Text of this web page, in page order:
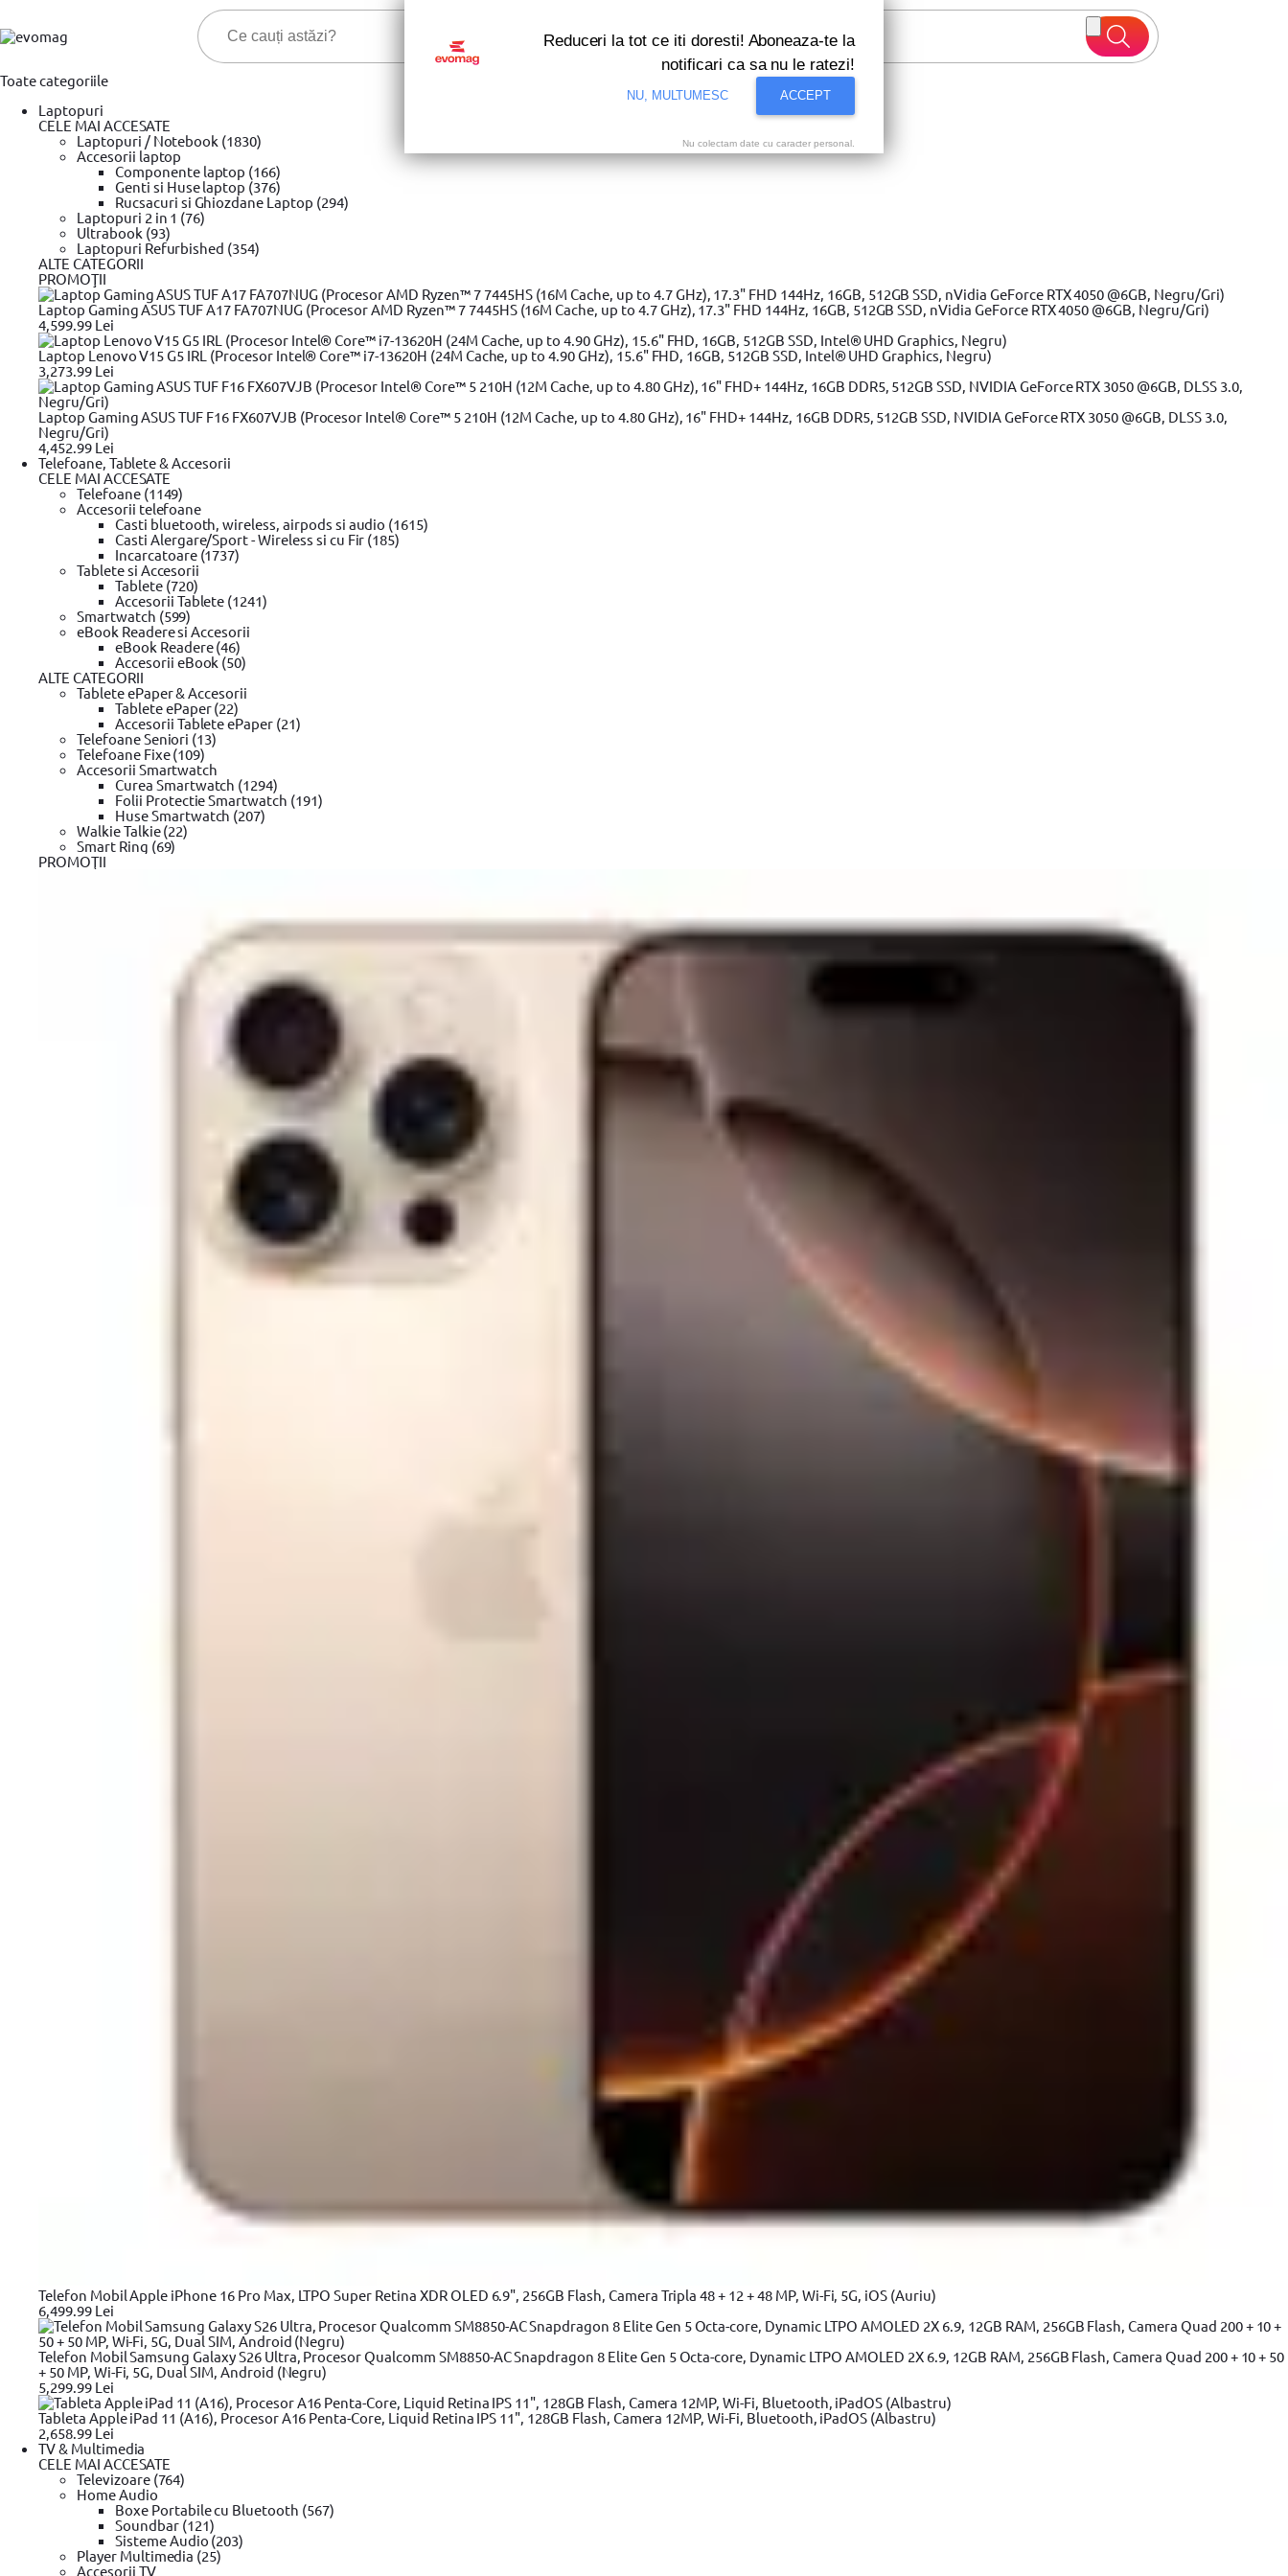
Toate categoriile
Laptopuri
CELE MAI ACCESATE
Laptopuri / Notebook (1830)
Accesorii laptop
Componente laptop (166)
Genti si Huse laptop (376)
Rucsacuri si Ghiozdane Laptop (294)
Laptopuri 2 in 1 (76)
Ultrabook (93)
Laptopuri Refurbished (354)
ALTE CATEGORII
PROMOŢII
Laptop Gaming ASUS TUF A17 FA707NUG (Procesor AMD Ryzen™ 7 7445HS (16M Cache, up to 4.7 GHz), 17.3" FHD 144Hz, 16GB, 512GB SSD, nVidia GeForce RTX 4050 @6GB, Negru/Gri)
4,599.99 Lei
Laptop Lenovo V15 G5 IRL (Procesor Intel® Core™ i7-13620H (24M Cache, up to 4.90 GHz), 15.6" FHD, 16GB, 512GB SSD, Intel® UHD Graphics, Negru)
3,273.99 Lei
Laptop Gaming ASUS TUF F16 FX607VJB (Procesor Intel® Core™ 5 210H (12M Cache, up to 4.80 GHz), 16" FHD+ 144Hz, 16GB DDR5, 512GB SSD, NVIDIA GeForce RTX 3050 @6GB, DLSS 3.0,
Negru/Gri)
4,452.99 Lei
Telefoane, Tablete & Accesorii
CELE MAI ACCESATE
Telefoane (1149)
Accesorii telefoane
Casti bluetooth, wireless, airpods si audio (1615)
Casti Alergare/Sport - Wireless si cu Fir (185)
Incarcatoare (1737)
Tablete si Accesorii
Tablete (720)
Accesorii Tablete (1241)
Smartwatch (599)
eBook Readere si Accesorii
eBook Readere (46)
Accesorii eBook (50)
ALTE CATEGORII
Tablete ePaper & Accesorii
Tablete ePaper (22)
Accesorii Tablete ePaper (21)
Telefoane Seniori (13)
Telefoane Fixe (109)
Accesorii Smartwatch
Curea Smartwatch (1294)
Folii Protectie Smartwatch (191)
Huse Smartwatch (207)
Walkie Talkie (22)
Smart Ring (69)
PROMOŢII
Telefon Mobil Apple iPhone 16 Pro Max, LTPO Super Retina XDR OLED 6.9", 256GB Flash, Camera Tripla 48 + 12 + 48 MP, Wi-Fi, 5G, iOS (Auriu)
6,499.99 Lei
Telefon Mobil Samsung Galaxy S26 Ultra, Procesor Qualcomm SM8850-AC Snapdragon 8 Elite Gen 5 Octa-core, Dynamic LTPO AMOLED 2X 6.9, 12GB RAM, 256GB Flash, Camera Quad 200 + 10 + 50
+ 50 MP, Wi-Fi, 5G, Dual SIM, Android (Negru)
5,299.99 Lei
Tableta Apple iPad 11 (A16), Procesor A16 Penta-Core, Liquid Retina IPS 11", 128GB Flash, Camera 12MP, Wi-Fi, Bluetooth, iPadOS (Albastru)
2,658.99 Lei
TV & Multimedia
CELE MAI ACCESATE
Televizoare (764)
Home Audio
Boxe Portabile cu Bluetooth (567)
Soundbar (121)
Sisteme Audio (203)
Player Multimedia (25)
Accesorii TV
Prima pagina »Unelte si scule »Instrumente de masura
Nivela Laser cu dioda rosie Stanley Cubix STHT77498-1, 12M
99 lei
(TVA inclus)
In stoc furnizor
Nivela Laser cu dioda rosie Stanley Cubix STHT77498-1, 12M
Adaugă în coș
Descrierea produsului Nivela Laser cu dioda rosie Stanley Cubix STHT77498-1, 12M
Momentan, acest produs nu are descriere
Detalii tehnice
Reduceri la tot ce iti doresti! Aboneaza-te la
notificari ca sa nu le ratezi!
NU, MULTUMESC ACCEPT
Nu colectam date cu caracter personal.